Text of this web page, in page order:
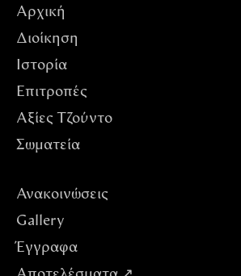
Αρχική
Διοίκηση
Ιστορία
Επιτροπές
Αξίες Tζούντο
Σωματεία
Ανακοινώσεις
Gallery
Έγγραφα